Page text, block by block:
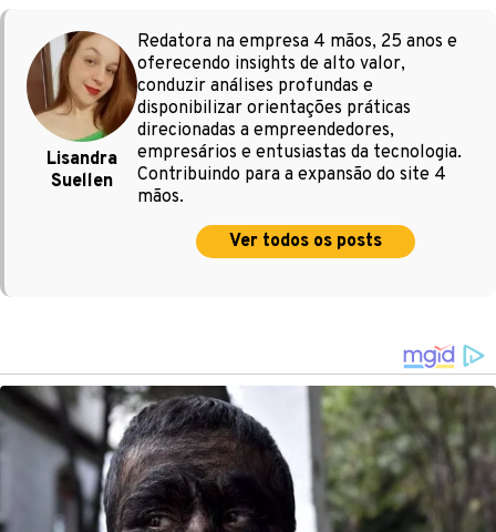
Lisandra
Suellen
Redatora na empresa 4 mãos, 25 anos e
oferecendo insights de alto valor,
conduzir análises profundas e
disponibilizar orientações práticas
direcionadas a empreendedores,
empresários e entusiastas da tecnologia.
Contribuindo para a expansão do site 4
mãos.
Ver todos os posts